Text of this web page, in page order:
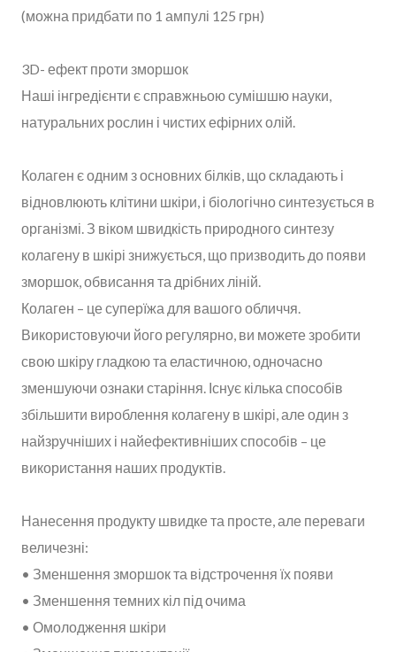
(можна придбати по 1 ампулі 125 грн)
3D- ефект проти зморшок
Наші інгредієнти є справжньою сумішшю науки,
натуральних рослин і чистих ефірних олій.
Колаген є одним з основних білків, що складають і
відновлюють клітини шкіри, і біологічно синтезується в
організмі. З віком швидкість природного синтезу
колагену в шкірі знижується, що призводить до появи
зморшок, обвисання та дрібних ліній.
Колаген – це суперїжа для вашого обличчя.
Використовуючи його регулярно, ви можете зробити
свою шкіру гладкою та еластичною, одночасно
зменшуючи ознаки старіння. Існує кілька способів
збільшити вироблення колагену в шкірі, але один з
найзручніших і найефективніших способів – це
використання наших продуктів.
Нанесення продукту швидке та просте, але переваги
величезні:
• Зменшення зморшок та відстрочення їх появи
• Зменшення темних кіл під очима
• Омолодження шкіри